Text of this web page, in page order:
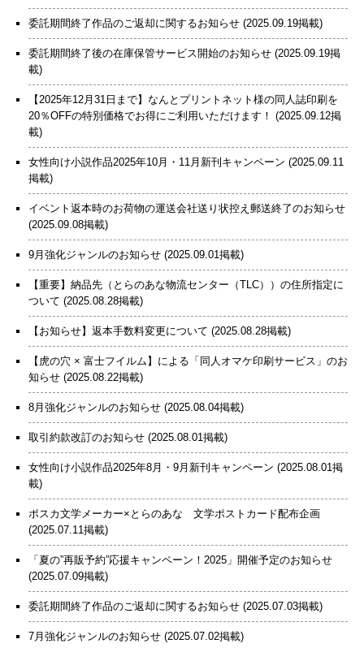
委託期間終了作品のご返却に関するお知らせ (2025.09.19掲載)
委託期間終了後の在庫保管サービス開始のお知らせ (2025.09.19掲
載)
【2025年12月31日まで】なんとプリントネット様の同人誌印刷を
20％OFFの特別価格でお得にご利用いただけます！ (2025.09.12掲
載)
女性向け小説作品2025年10月・11月新刊キャンペーン (2025.09.11
掲載)
イベント返本時のお荷物の運送会社送り状控え郵送終了のお知らせ
(2025.09.08掲載)
9月強化ジャンルのお知らせ (2025.09.01掲載)
【重要】納品先（とらのあな物流センター（TLC））の住所指定に
ついて (2025.08.28掲載)
【お知らせ】返本手数料変更について (2025.08.28掲載)
【虎の穴 × 富士フイルム】による「同人オマケ印刷サービス」のお
知らせ (2025.08.22掲載)
8月強化ジャンルのお知らせ (2025.08.04掲載)
取引約款改訂のお知らせ (2025.08.01掲載)
女性向け小説作品2025年8月・9月新刊キャンペーン (2025.08.01掲
載)
ポスカ文学メーカー×とらのあな 文学ポストカード配布企画
(2025.07.11掲載)
「夏の”再販予約”応援キャンペーン！2025」開催予定のお知らせ
(2025.07.09掲載)
委託期間終了作品のご返却に関するお知らせ (2025.07.03掲載)
7月強化ジャンルのお知らせ (2025.07.02掲載)